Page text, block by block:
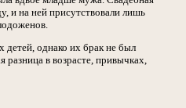
и на ней присутствовали лишь
детей, однако их брак не был
разница в возрасте, привычках,